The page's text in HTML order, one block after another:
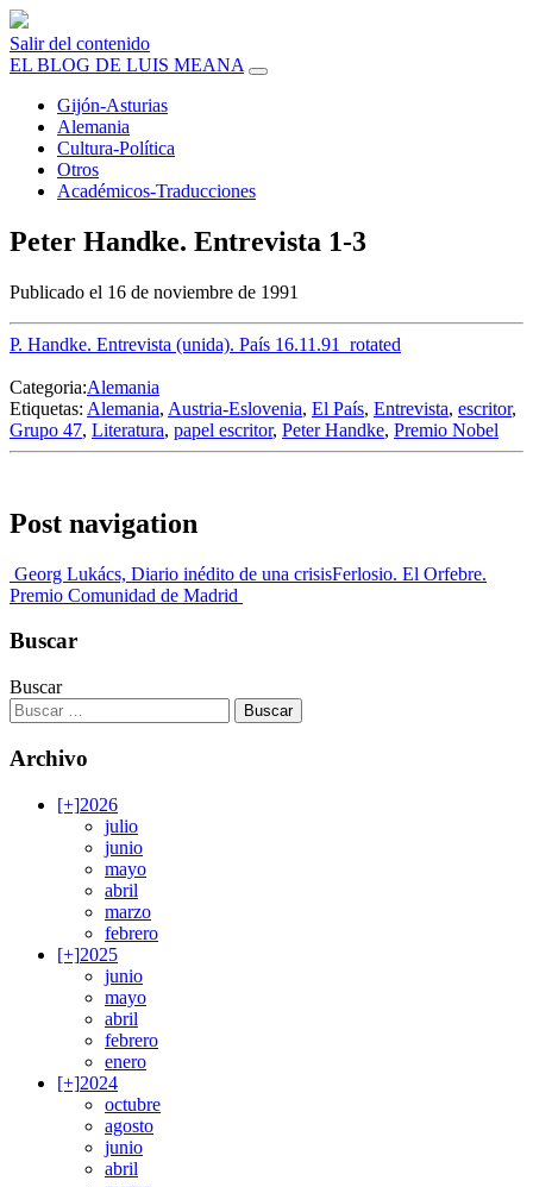
Salir del contenido
EL BLOG DE LUIS MEANA
Gijón-Asturias
Alemania
Cultura-Política
Otros
Académicos-Traducciones
Peter Handke. Entrevista 1-3
Publicado el 16 de noviembre de 1991
P. Handke. Entrevista (unida). País 16.11.91_rotated
Categoria:Alemania
Etiquetas: Alemania, Austria-Eslovenia, El País, Entrevista, escritor,
Grupo 47, Literatura, papel escritor, Peter Handke, Premio Nobel
Post navigation
Georg Lukács, Diario inédito de una crisisFerlosio. El Orfebre.
Premio Comunidad de Madrid
Buscar
Buscar
Archivo
[+]2026
julio
junio
mayo
abril
marzo
febrero
[+]2025
junio
mayo
abril
febrero
enero
[+]2024
octubre
agosto
junio
abril